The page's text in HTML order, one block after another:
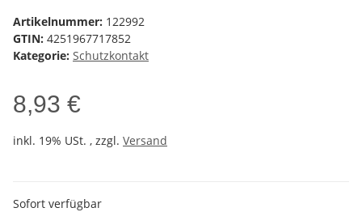
Artikelnummer: 122992
GTIN: 4251967717852
Kategorie: Schutzkontakt
8,93 €
inkl. 19% USt. , zzgl. Versand
Sofort verfügbar